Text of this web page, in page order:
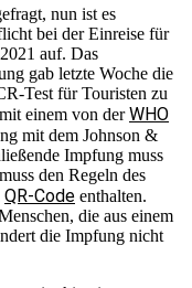
nun ist es
bei der Einreise für
auf. Das
gab letzte Woche die
Test für Touristen zu
einem von derWHO
mit dem Johnson &
Impfung muss
den Regeln des
QR-Code enthalten.
die aus einem
die Impfung nicht